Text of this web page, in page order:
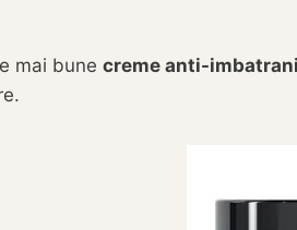
mai bune creme anti-